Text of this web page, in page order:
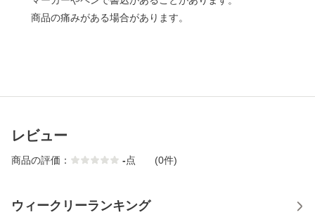
商品の痛みがある場合があります。
レビュー
商品の評価： -点 (0件)
ウィークリーランキング